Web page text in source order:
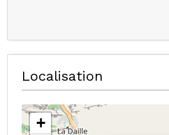
Localisation
+